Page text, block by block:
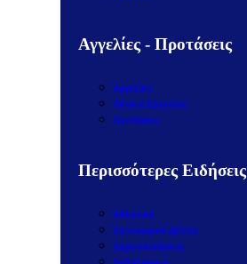
Αγγελίες - Προτάσεις
Αγγελίες
Θέσεις Εργασίας
Προτάσεις
Περισσότερες Ειδήσεις
Αθλητικά
Αστυνομικό Δελτίο
Δημοσκοπήσεις